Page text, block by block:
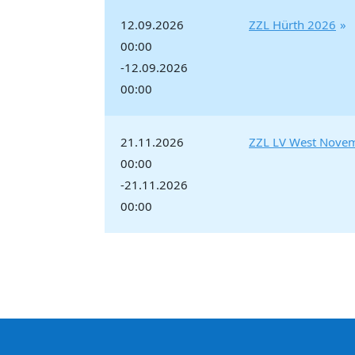
12.09.2026
00:00
-12.09.2026
00:00
ZZL Hürth 2026
21.11.2026
00:00
-21.11.2026
00:00
ZZL LV West